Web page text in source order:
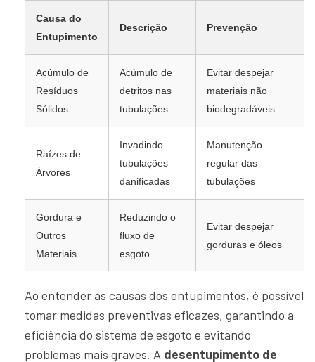
Causa do
Entupimento
Descrição Prevenção
Acúmulo de
Resíduos
Sólidos
Acúmulo de
detritos nas
tubulações
Evitar despejar
materiais não
biodegradáveis
Raízes de
Árvores
Invadindo
tubulações
danificadas
Manutenção
regular das
tubulações
Gordura e
Outros
Materiais
Reduzindo o
fluxo de
esgoto
Evitar despejar
gorduras e óleos
Ao entender as causas dos entupimentos, é possível
tomar medidas preventivas eficazes, garantindo a
eficiência do sistema de esgoto e evitando
problemas mais graves. A desentupimento de